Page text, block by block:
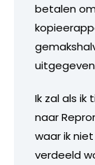
betalen
Ik zal als ik
naar
waar ik
verdeeld